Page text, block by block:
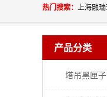
热门搜索：
产品分类
塔吊黑匣子